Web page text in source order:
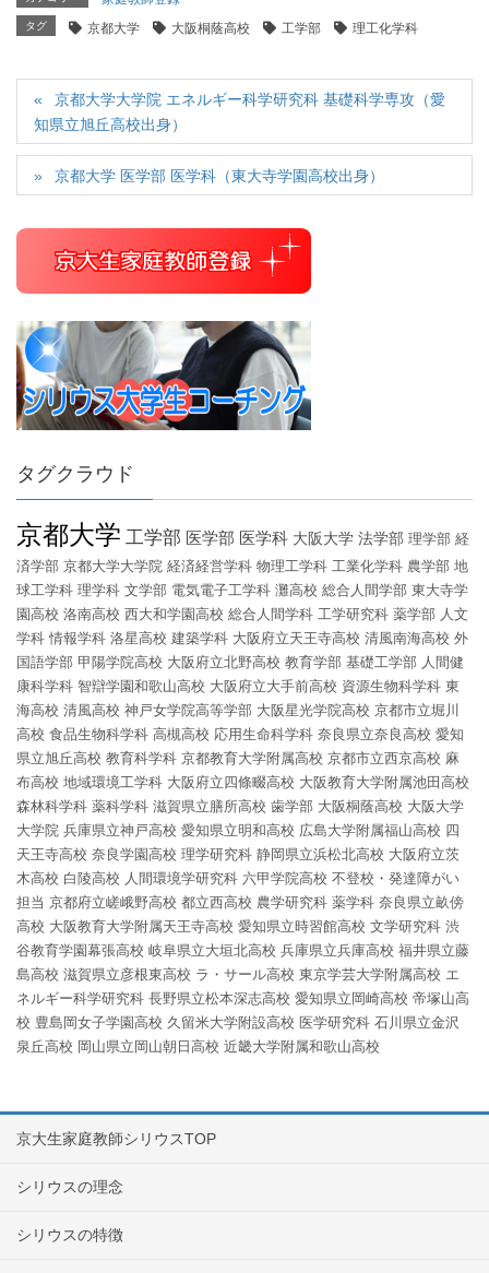
タグ 京都大学 大阪桐蔭高校 工学部 理工化学科
京都大学大学院 エネルギー科学研究科 基礎科学専攻（愛
知県立旭丘高校出身）
京都大学 医学部 医学科（東大寺学園高校出身）
タグクラウド
京都大学 工学部 医学部 医学科 大阪大学 法学部 理学部 経
済学部 京都大学大学院 経済経営学科 物理工学科 工業化学科 農学部 地
球工学科 理学科 文学部 電気電子工学科 灘高校 総合人間学部 東大寺学
園高校 洛南高校 西大和学園高校 総合人間学科 工学研究科 薬学部 人文
学科 情報学科 洛星高校 建築学科 大阪府立天王寺高校 清風南海高校 外
国語学部 甲陽学院高校 大阪府立北野高校 教育学部 基礎工学部 人間健
康科学科 智辯学園和歌山高校 大阪府立大手前高校 資源生物科学科 東
海高校 清風高校 神戸女学院高等学部 大阪星光学院高校 京都市立堀川
高校 食品生物科学科 高槻高校 応用生命科学科 奈良県立奈良高校 愛知
県立旭丘高校 教育科学科 京都教育大学附属高校 京都市立西京高校 麻
布高校 地域環境工学科 大阪府立四條畷高校 大阪教育大学附属池田高校
森林科学科 薬科学科 滋賀県立膳所高校 歯学部 大阪桐蔭高校 大阪大学
大学院 兵庫県立神戸高校 愛知県立明和高校 広島大学附属福山高校 四
天王寺高校 奈良学園高校 理学研究科 静岡県立浜松北高校 大阪府立茨
木高校 白陵高校 人間環境学研究科 六甲学院高校 不登校・発達障がい
担当 京都府立嵯峨野高校 都立西高校 農学研究科 薬学科 奈良県立畝傍
高校 大阪教育大学附属天王寺高校 愛知県立時習館高校 文学研究科 渋
谷教育学園幕張高校 岐阜県立大垣北高校 兵庫県立兵庫高校 福井県立藤
島高校 滋賀県立彦根東高校 ラ・サール高校 東京学芸大学附属高校 エ
ネルギー科学研究科 長野県立松本深志高校 愛知県立岡崎高校 帝塚山高
校 豊島岡女子学園高校 久留米大学附設高校 医学研究科 石川県立金沢
泉丘高校 岡山県立岡山朝日高校 近畿大学附属和歌山高校
京大生家庭教師シリウスTOP
シリウスの理念
シリウスの特徴